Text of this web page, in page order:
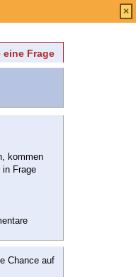
eine Frage
kommen
in Frage
Chance auf
×